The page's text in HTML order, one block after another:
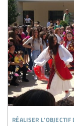
réaliser l’objectif